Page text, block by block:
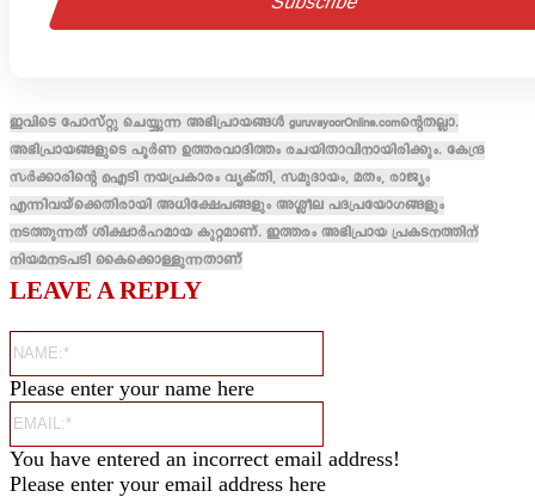
ഇവിടെ പോസ്റ്റു ചെയ്യുന്ന അഭിപ്രായങ്ങൾ guruvayoorOnline.comന്റെതല്ലാ.
അഭിപ്രായങ്ങളുടെ പൂർണ ഉത്തരവാദിത്തം രചയിതാവിനായിരിക്കും. കേന്ദ്ര
സർക്കാരിന്റെ ഐടി നയപ്രകാരം വ്യക്തി, സമുദായം, മതം, രാജ്യം
എന്നിവയ്ക്കെതിരായി അധിക്ഷേപങ്ങളും അശ്ലീല പദപ്രയോഗങ്ങളും
നടത്തുന്നത് ശിക്ഷാർഹമായ കുറ്റമാണ്. ഇത്തരം അഭിപ്രായ പ്രകടനത്തിന്
നിയമനടപടി കൈക്കൊള്ളുന്നതാണ്
LEAVE A REPLY
Please enter your name here
You have entered an incorrect email address!
Please enter your email address here